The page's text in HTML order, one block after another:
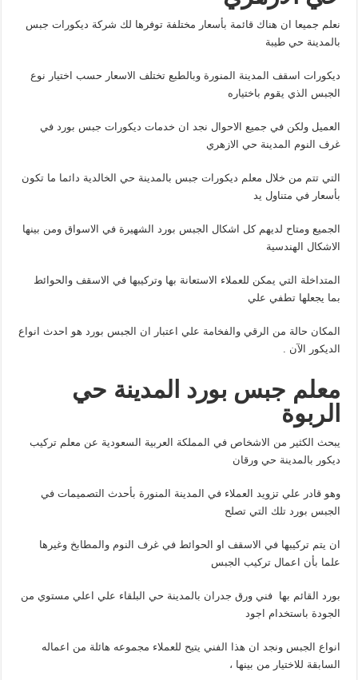
نعلم جميعا ان هناك قائمة بأسعار مختلفة توفرها لك شركة ديكورات جبس
بالمدينة حي طيبة
ديكورات اسقف المدينة المنورة وبالطبع تختلف الاسعار حسب اختيار نوع
الجبس الذي يقوم باختياره
العميل ولكن في جميع الاحوال نجد ان خدمات ديكورات جبس بورد في
غرف النوم المدينة حي الازهري
التي تتم من خلال معلم ديكورات جبس بالمدينة حي الخالدية دائما ما تكون
بأسعار في متناول يد
الجميع ومتاح لديهم كل اشكال الجبس بورد الشهيرة في الاسواق ومن بينها
الاشكال الهندسية
المتداخلة التي يمكن للعملاء الاستعانة بها وتركيبها في الاسقف والحوائط
بما يجعلها تطفي علي
المكان حالة من الرقي والفخامة علي اعتبار ان الجبس بورد هو احدث انواع
الديكور الآن .
معلم جبس بورد المدينة حي
الربوة
يبحث الكثير من الاشخاص في المملكة العربية السعودية عن معلم تركيب
ديكور بالمدينة حي ورقان
وهو قادر علي تزويد العملاء في المدينة المنورة بأحدث التصميمات في
الجبس بورد تلك التي تصلح
ان يتم تركيبها في الاسقف او الحوائط في غرف النوم والمطابخ وغيرها
علما بأن اعمال تركيب الجبس
بورد القائم بها فني ورق جدران بالمدينة حي البلقاء علي اعلي مستوي من
الجودة باستخدام اجود
انواع الجبس ونجد ان هذا الفني يتيح للعملاء مجموعه هائلة من اعماله
السابقة للاختيار من بينها ،